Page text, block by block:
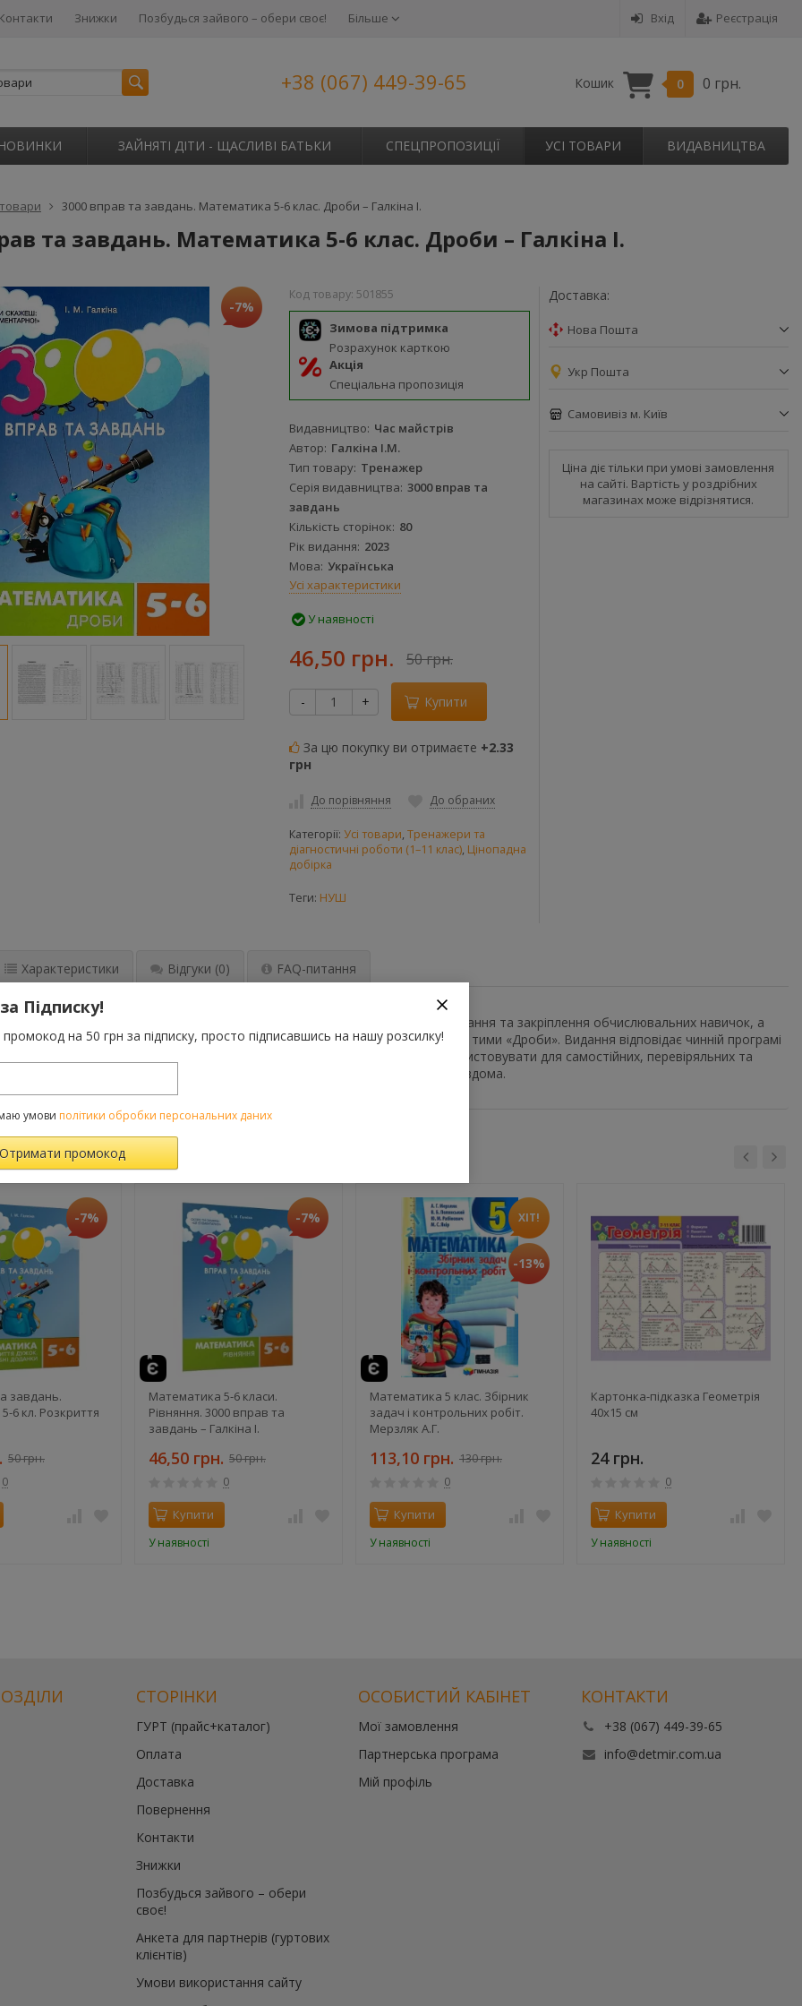
Вхід Реєстрація
Контакти Знижки Позбудься зайвого – обери своє! Більше
+38 (067) 449-39-65 Кошик 0 0 грн.
НОВИНКИ ЗАЙНЯТІ ДІТИ - ЩАСЛИВІ БАТЬКИ СПЕЦПРОПОЗИЦІЇ УСІ ТОВАРИ ВИДАВНИЦТВА
товари 3000 вправ та завдань. Математика 5-6 клас. Дроби – Галкіна І.
та завдань. Математика 5-6 клас. Дроби – Галкіна І.
-7%
Код товару: 501855
Зимова підтримка
Розрахунок карткою
Акція
Спеціальна пропозиція
Видавництво Час майстрів
Автор Галкіна І.М.
Тип товару Тренажер
Серія видавництва 3000 вправ та
завдань
Кількість сторінок 80
Рік видання 2023
Мова Українська
Усі характеристики
У наявності
46,50 грн. 50 грн.
- + Купити
За цю покупку ви отримаєте +2.33
грн
До порівняння До обраних
Категорії: Усі товари, Тренажери та
діагностичні роботи (1–11 клас), Цінопадна
добірка
Теги: НУШ
Доставка:
Нова Пошта
Укр Пошта
Самовивіз м. Київ
Ціна діє тільки при умові замовлення
на сайті. Вартість у роздрібних
магазинах може відрізнятися.
Характеристики Відгуки (0) FAQ-питання
учням 5-6-х класів, батькам та вчителям і призначений для формування та закріплення обчислювальних навичок, а
застосування основних математичних зрозуміти, формул і правил з тими «Дроби». Видання відповідає чинній програмі
може бути використане з будь-яким підручником. Посібник можна використовувати для самостійних, перевіряльних та
а також як тренажер для відпрацювання відповідних навичок на уроках і вдома.
ТАКОЖ КУПУЮТЬ
-7%
завдань.
6 кл. Розкриття
50 грн.
0
-7%
Математика 5-6 класи.
Рівняння. 3000 вправ та
завдань – Галкіна І.
46,50 грн. 50 грн.
0
Купити
У наявності
ХІТ!
-13%
Математика 5 клас. Збірник
задач і контрольних робіт.
Мерзляк А.Г.
113,10 грн. 130 грн.
0
Купити
У наявності
Картонка-підказка Геометрія
40х15 см
24 грн.
0
Купити
У наявності
СТОРІНКИ
ГУРТ (прайс+каталог)
Оплата
Доставка
Повернення
Контакти
Знижки
Позбудься зайвого – обери
своє!
Анкета для партнерів (гуртових
клієнтів)
Умови використання сайту
ОСОБИСТИЙ КАБІНЕТ
Мої замовлення
Партнерська програма
Мій профіль
КОНТАКТИ
+38 (067) 449-39-65
info@detmir.com.ua
Підписку!
на 50 грн за підписку, просто підписавшись на нашу розсилку!
умови політики обробки персональних даних